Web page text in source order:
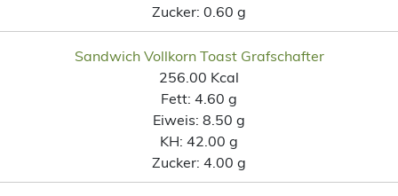
Zucker: 0.60 g
Sandwich Vollkorn Toast Grafschafter
256.00 Kcal
Fett: 4.60 g
Eiweis: 8.50 g
KH: 42.00 g
Zucker: 4.00 g